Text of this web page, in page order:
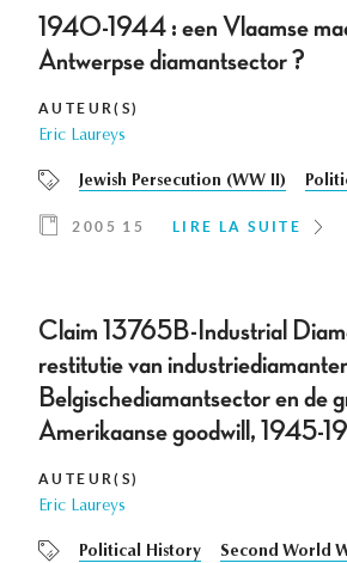
1940-1944 : een Vlaamse
Antwerpse diamantsector ?
AUTEUR(S)
Eric Laureys
Jewish Persecution (WW II)
2005 15 LIRE LA SUITE
Claim 13765B-Industrial
restitutie van
Belgischediamantsector en de
Amerikaanse goodwill, 1945-
AUTEUR(S)
Eric Laureys
Political History Second World